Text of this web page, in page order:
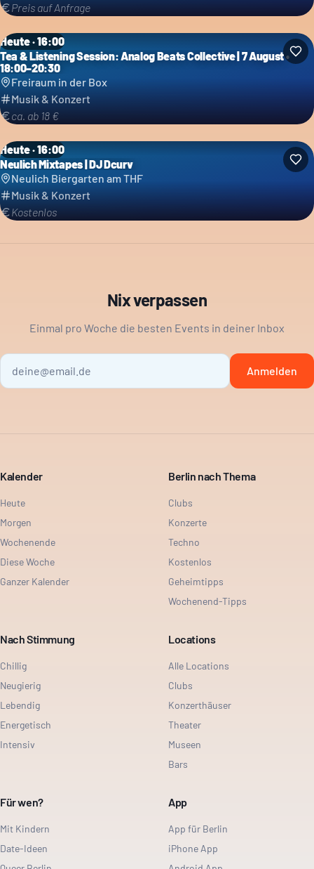
Preis auf Anfrage
Heute · 16:00
Tea & Listening Session: Analog Beats Collective | 7 August •
18:00–20:30
Freiraum in der Box
Musik & Konzert
ca. ab 18 €
Heute · 16:00
Neulich Mixtapes | DJ Dcurv
Neulich Biergarten am THF
Musik & Konzert
Kostenlos
Nix verpassen
Einmal pro Woche die besten Events in deiner Inbox
Anmelden
Kalender
Heute
Morgen
Wochenende
Diese Woche
Ganzer Kalender
Berlin nach Thema
Clubs
Konzerte
Techno
Kostenlos
Geheimtipps
Wochenend-Tipps
Nach Stimmung
Chillig
Neugierig
Lebendig
Energetisch
Intensiv
Locations
Alle Locations
Clubs
Konzerthäuser
Theater
Museen
Bars
Für wen?
Mit Kindern
Date-Ideen
App
App für Berlin
iPhone App